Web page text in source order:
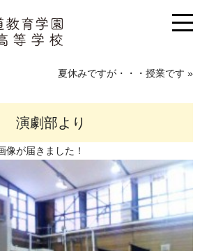
夏休みですが・・・授業です »
演劇部より
像が届きました！